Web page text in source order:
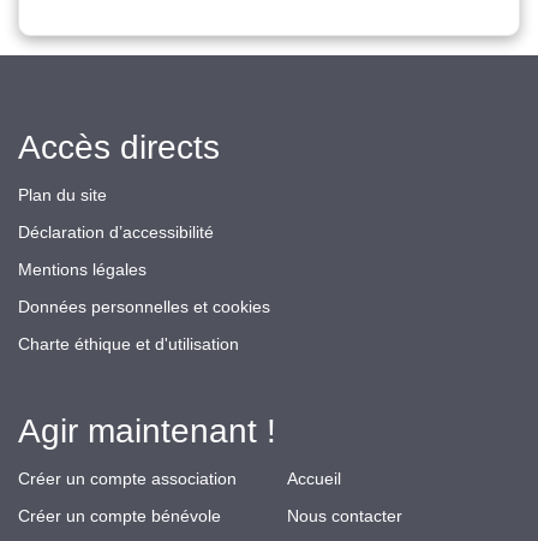
Accès directs
Plan du site
Déclaration d’accessibilité
Mentions légales
Données personnelles et cookies
Charte éthique et d'utilisation
Agir maintenant !
Créer un compte association
Créer un compte bénévole
Accueil
Nous contacter